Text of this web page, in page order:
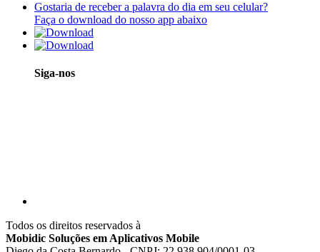
Gostaria de receber a palavra do dia em seu celular?
Faça o download do nosso app abaixo
Siga-nos
Todos os direitos reservados à
Mobidic Soluções em Aplicativos Mobile